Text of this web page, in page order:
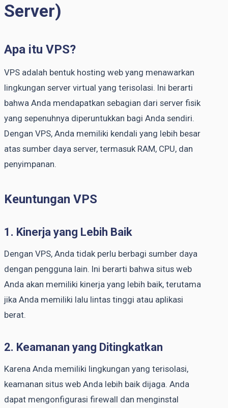
Server)
Apa itu VPS?
VPS adalah bentuk hosting web yang menawarkan
lingkungan server virtual yang terisolasi. Ini berarti
bahwa Anda mendapatkan sebagian dari server fisik
yang sepenuhnya diperuntukkan bagi Anda sendiri.
Dengan VPS, Anda memiliki kendali yang lebih besar
atas sumber daya server, termasuk RAM, CPU, dan
penyimpanan.
Keuntungan VPS
1. Kinerja yang Lebih Baik
Dengan VPS, Anda tidak perlu berbagi sumber daya
dengan pengguna lain. Ini berarti bahwa situs web
Anda akan memiliki kinerja yang lebih baik, terutama
jika Anda memiliki lalu lintas tinggi atau aplikasi
berat.
2. Keamanan yang Ditingkatkan
Karena Anda memiliki lingkungan yang terisolasi,
keamanan situs web Anda lebih baik dijaga. Anda
dapat mengonfigurasi firewall dan menginstal